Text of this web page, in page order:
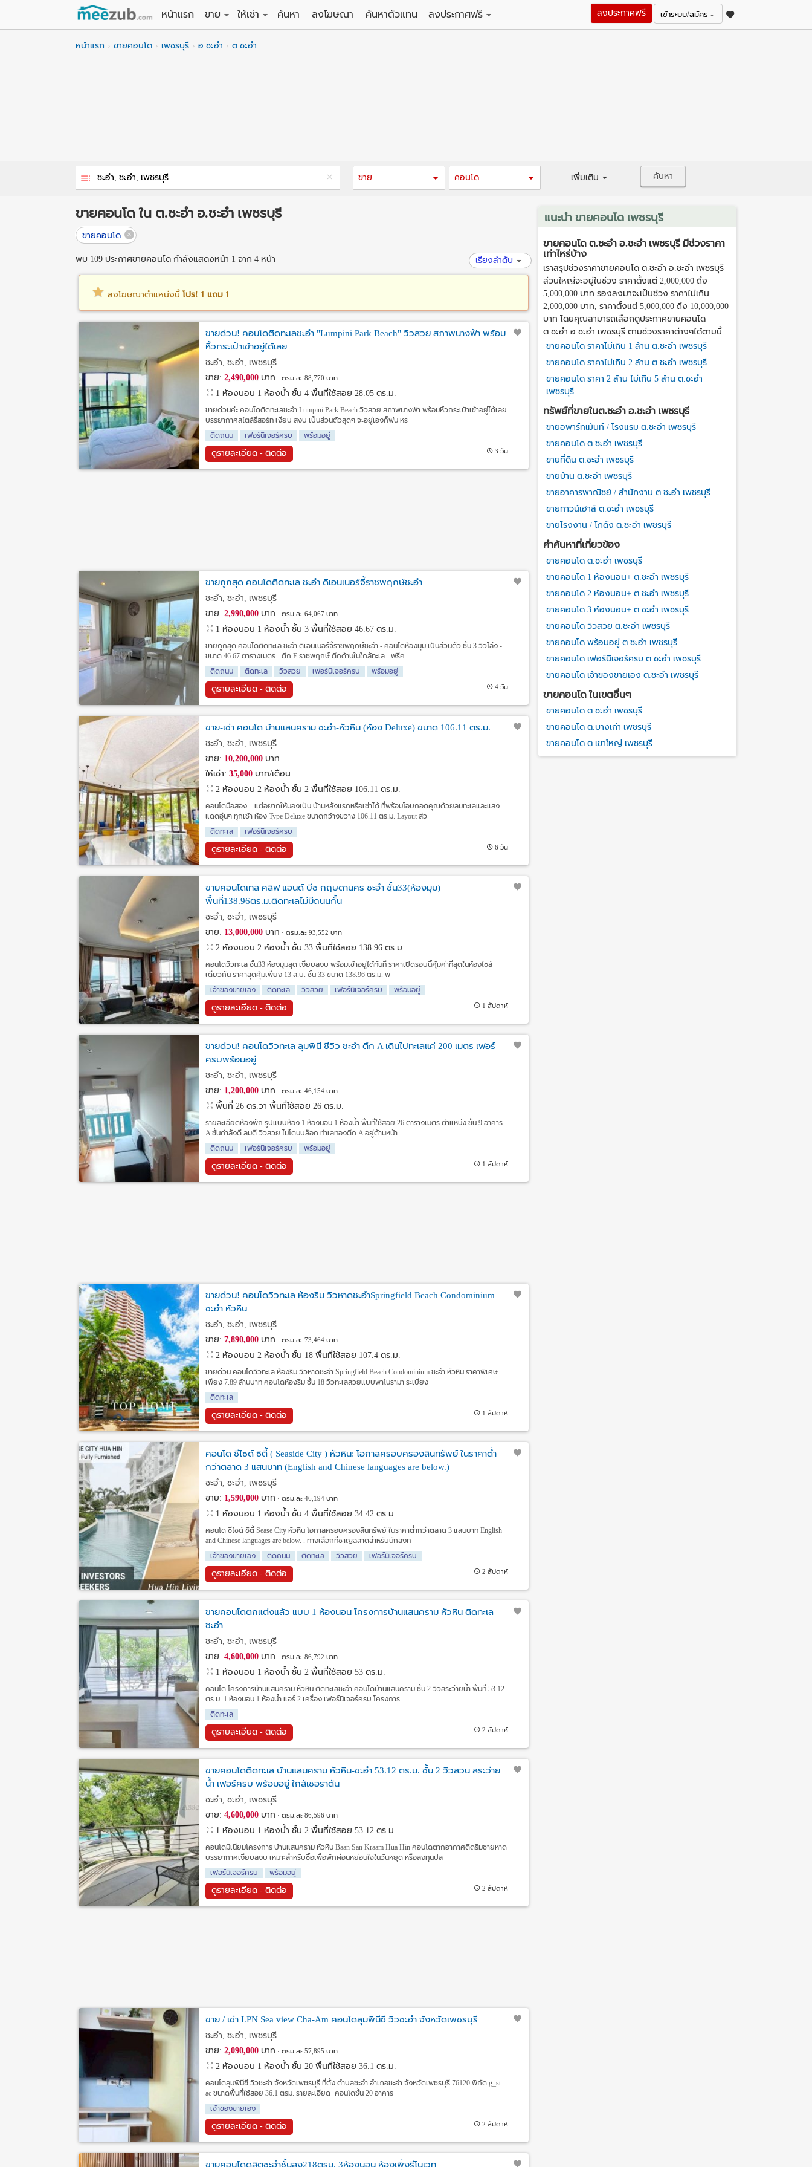
หน้าแรก
ขาย
ให้เช่า
ค้นหา ลงโฆษณา ค้นหาตัวแทน
ลงประกาศฟรี
เข้าระบบ/สมัคร
ลงประกาศฟรี
หน้าแรก ขายคอนโด เพชรบุรี อ.ชะอำ ต.ชะอำ
ขาย คอนโด เพิ่มเติม ค้นหา
ขายคอนโด ใน ต.ชะอำ อ.ชะอำ เพชรบุรี
ขายคอนโด
พบ 109 ประกาศขายคอนโด กำลังแสดงหน้า 1 จาก 4 หน้า เรียงลำดับ
ลงโฆษณาตำแหน่งนี้ โปร! 1 แถม 1
ขายด่วน! คอนโดติดทะเลชะอำ "Lumpini Park Beach" วิวสวย สภาพนางฟ้า พร้อม
หิ้วกระเป๋าเข้าอยู่ได้เลย
ชะอำ, ชะอำ, เพชรบุรี
ขาย: 2,490,000 บาท ตรม.ละ 88,770 บาท
1 ห้องนอน 1 ห้องน้ำ ชั้น 4 พื้นที่ใช้สอย 28.05 ตร.ม.
ขายด่วนค่ะ คอนโดติดทะเลชะอำ Lumpini Park Beach วิวสวย สภาพนางฟ้า พร้อมหิ้วกระเป๋าเข้าอยู่ได้เลย
บรรยากาศสไตล์รีสอร์ท เงียบ สงบ เป็นส่วนตัวสุดๆ จะอยู่เองก็ฟิน หร
ติดถนน
เฟอร์นิเจอร์ครบ พร้อมอยู่
ดูรายละเอียด - ติดต่อ 3 วัน
ขายถูกสุด คอนโดติดทะเล ชะอำ ดิเอนเนอร์จี้ราชพฤกษ์ชะอำ
ชะอำ, ชะอำ, เพชรบุรี
ขาย: 2,990,000 บาท ตรม.ละ 64,067 บาท
1 ห้องนอน 1 ห้องน้ำ ชั้น 3 พื้นที่ใช้สอย 46.67 ตร.ม.
ขายถูกสุด คอนโดติดทะเล ชะอำ ดิเอนเนอร์จี้ราชพฤกษ์ชะอำ - คอนโดห้องมุม เป็นส่วนตัว ชั้น 3 วิวโล่ง -
ขนาด 46.67 ตารางเมตร - ตึก E ราชพฤกษ์ ตึกด้านในใกล้ทะเล - ฟรีค
ติดถนน
ติดทะเล วิวสวย เฟอร์นิเจอร์ครบ พร้อมอยู่
ดูรายละเอียด - ติดต่อ 4 วัน
ขาย-เช่า คอนโด บ้านแสนคราม ชะอำ-หัวหิน (ห้อง Deluxe) ขนาด 106.11 ตร.ม.
ชะอำ, ชะอำ, เพชรบุรี
ขาย: 10,200,000 บาท
ให้เช่า: 35,000 บาท/เดือน
2 ห้องนอน 2 ห้องน้ำ ชั้น 2 พื้นที่ใช้สอย 106.11 ตร.ม.
คอนโดมือสอง... แต่อยากให้มองเป็น บ้านหลังแรกหรือเช่าได้ ที่พร้อมโอบกอดคุณด้วยลมทะเลและแสง
แดดอุ่นๆ ทุกเช้า ห้อง Type Deluxe ขนาดกว้างขวาง 106.11 ตร.ม. Layout ส่ว
ติดทะเล
เฟอร์นิเจอร์ครบ
ดูรายละเอียด - ติดต่อ 6 วัน
ขายคอนโดเทล คลิฟ แอนด์ บีช กฤษดานคร ชะอำ ชั้น33(ห้องมุม)
พื้นที่138.96ตร.ม.ติดทะเลไม่มีถนนกั้น
ชะอำ, ชะอำ, เพชรบุรี
ขาย: 13,000,000 บาท ตรม.ละ 93,552 บาท
2 ห้องนอน 2 ห้องน้ำ ชั้น 33 พื้นที่ใช้สอย 138.96 ตร.ม.
คอนโดวิวทะเล ชั้น33 ห้องมุมสุด เงียบสงบ พร้อมเข้าอยู่ได้ทันที ราคาเปิดรอบนี้คุ้มค่าที่สุดในห้องไซส์
เดียวกัน ราคาสุดคุ้มเพียง 13 ล.บ. ชั้น 33 ขนาด 138.96 ตร.ม. พ
เจ้าของขายเอง
ติดทะเล วิวสวย เฟอร์นิเจอร์ครบ พร้อมอยู่
ดูรายละเอียด - ติดต่อ 1 สัปดาห์
ขายด่วน! คอนโดวิวทะเล ลุมพินี ซีวิว ชะอำ ตึก A เดินไปทะเลแค่ 200 เมตร เฟอร์
ครบพร้อมอยู่
ชะอำ, ชะอำ, เพชรบุรี
ขาย: 1,200,000 บาท ตรม.ละ 46,154 บาท
พื้นที่ 26 ตร.วา พื้นที่ใช้สอย 26 ตร.ม.
รายละเอียดห้องพัก รูปแบบห้อง 1 ห้องนอน 1 ห้องน้ำ พื้นที่ใช้สอย 26 ตารางเมตร ตำแหน่ง ชั้น 9 อาคาร
A ชั้นกำลังดี ลมดี วิวสวย ไม่โดนบล็อก ทำเลทองตึก A อยู่ด้านหน้า
ติดถนน
เฟอร์นิเจอร์ครบ พร้อมอยู่
ดูรายละเอียด - ติดต่อ 1 สัปดาห์
ขายด่วน! คอนโดวิวทะเล ห้องริม วิวหาดชะอำSpringfield Beach Condominium
ชะอำ หัวหิน
ชะอำ, ชะอำ, เพชรบุรี
ขาย: 7,890,000 บาท ตรม.ละ 73,464 บาท
2 ห้องนอน 2 ห้องน้ำ ชั้น 18 พื้นที่ใช้สอย 107.4 ตร.ม.
ขายด่วน คอนโดวิวทะเล ห้องริม วิวหาดชะอำ Springfield Beach Condominium ชะอำ หัวหิน ราคาพิเศษ
เพียง 7.89 ล้านบาท คอนโดห้องริม ชั้น 18 วิวทะเลสวยแบบพาโนรามา ระเบียง
ติดทะเล
ดูรายละเอียด - ติดต่อ 1 สัปดาห์
คอนโด ซีไซด์ ซิตี้ ( Seaside City ) หัวหิน: โอกาสครอบครองสินทรัพย์ ในราคาต่ำ
กว่าตลาด 3 แสนบาท (English and Chinese languages are below.)
ชะอำ, ชะอำ, เพชรบุรี
ขาย: 1,590,000 บาท ตรม.ละ 46,194 บาท
1 ห้องนอน 1 ห้องน้ำ ชั้น 4 พื้นที่ใช้สอย 34.42 ตร.ม.
คอนโด ซีไซด์ ซิตี้ Sease City หัวหิน โอกาสครอบครองสินทรัพย์ ในราคาต่ำกว่าตลาด 3 แสนบาท English
and Chinese languages are below. . ทางเลือกที่ชาญฉลาดสำหรับนักลงท
เจ้าของขายเอง
ติดถนน ติดทะเล วิวสวย เฟอร์นิเจอร์ครบ
ดูรายละเอียด - ติดต่อ 2 สัปดาห์
ขายคอนโดตกแต่งแล้ว แบบ 1 ห้องนอน โครงการบ้านแสนคราม หัวหิน ติดทะเล
ชะอำ
ชะอำ, ชะอำ, เพชรบุรี
ขาย: 4,600,000 บาท ตรม.ละ 86,792 บาท
1 ห้องนอน 1 ห้องน้ำ ชั้น 2 พื้นที่ใช้สอย 53 ตร.ม.
คอนโด โครงการบ้านแสนคราม หัวหิน ติดทะเลชะอำ คอนโดบ้านแสนคราม ชั้น 2 วิวสระว่ายน้ำ พื้นที่ 53.12
ตร.ม. 1 ห้องนอน 1 ห้องน้ำ แอร์ 2 เครื่อง เฟอร์นิเจอร์ครบ โครงการ...
ติดทะเล
ดูรายละเอียด - ติดต่อ 2 สัปดาห์
ขายคอนโดติดทะเล บ้านแสนคราม หัวหิน-ชะอำ 53.12 ตร.ม. ชั้น 2 วิวสวน สระว่าย
น้ำ เฟอร์ครบ พร้อมอยู่ ใกล้เชอราตัน
ชะอำ, ชะอำ, เพชรบุรี
ขาย: 4,600,000 บาท ตรม.ละ 86,596 บาท
1 ห้องนอน 1 ห้องน้ำ ชั้น 2 พื้นที่ใช้สอย 53.12 ตร.ม.
คอนโดมิเนียมโครงการ บ้านแสนคราม หัวหิน Baan San Kraam Hua Hin คอนโดตากอากาศติดริมชายหาด
บรรยากาศเงียบสงบ เหมาะสำหรับซื้อเพื่อพักผ่อนหย่อนใจในวันหยุด หรือลงทุนปล
เฟอร์นิเจอร์ครบ
พร้อมอยู่
ดูรายละเอียด - ติดต่อ 2 สัปดาห์
ขาย / เช่า LPN Sea view Cha-Am คอนโดลุมพินีซี วิวชะอำ จังหวัดเพชรบุรี
ชะอำ, ชะอำ, เพชรบุรี
ขาย: 2,090,000 บาท ตรม.ละ 57,895 บาท
2 ห้องนอน 1 ห้องน้ำ ชั้น 20 พื้นที่ใช้สอย 36.1 ตร.ม.
คอนโดลุมพินีซี วิวชะอำ จังหวัดเพชรบุรี ที่ตั้ง ตำบลชะอำ อำเภอชะอำ จังหวัดเพชรบุรี 76120 พิกัด g_st
ac ขนาดพื้นที่ใช้สอย 36.1 ตรม. รายละเอียด -คอนโดชั้น 20 อาคาร
เจ้าของขายเอง
ดูรายละเอียด - ติดต่อ 2 สัปดาห์
ขายคอนโดดุสิตชะอำชั้นสูง218ตรม. 3ห้องนอน ห้องเพิ่งรีโนเวท
แนะนำ ขายคอนโด เพชรบุรี
ขายคอนโด ต.ชะอำ อ.ชะอำ เพชรบุรี มีช่วงราคา
เท่าไหร่บ้าง
เราสรุปช่วงราคาขายคอนโด ต.ชะอำ อ.ชะอำ เพชรบุรี
ส่วนใหญ่จะอยู่ในช่วง ราคาตั้งแต่ 2,000,000 ถึง
5,000,000 บาท รองลงมาจะเป็นช่วง ราคาไม่เกิน
2,000,000 บาท, ราคาตั้งแต่ 5,000,000 ถึง 10,000,000
บาท โดยคุณสามารถเลือกดูประกาศขายคอนโด
ต.ชะอำ อ.ชะอำ เพชรบุรี ตามช่วงราคาต่างๆได้ตามนี้
ขายคอนโด ราคาไม่เกิน 1 ล้าน ต.ชะอำ เพชรบุรี
ขายคอนโด ราคาไม่เกิน 2 ล้าน ต.ชะอำ เพชรบุรี
ขายคอนโด ราคา 2 ล้าน ไม่เกิน 5 ล้าน ต.ชะอำ
เพชรบุรี
ทรัพย์ที่ขายในต.ชะอำ อ.ชะอำ เพชรบุรี
ขายอพาร์ทเม้นท์ / โรงแรม ต.ชะอำ เพชรบุรี
ขายคอนโด ต.ชะอำ เพชรบุรี
ขายที่ดิน ต.ชะอำ เพชรบุรี
ขายบ้าน ต.ชะอำ เพชรบุรี
ขายอาคารพาณิชย์ / สำนักงาน ต.ชะอำ เพชรบุรี
ขายทาวน์เฮาส์ ต.ชะอำ เพชรบุรี
ขายโรงงาน / โกดัง ต.ชะอำ เพชรบุรี
คำค้นหาที่เกี่ยวข้อง
ขายคอนโด ต.ชะอำ เพชรบุรี
ขายคอนโด 1 ห้องนอน+ ต.ชะอำ เพชรบุรี
ขายคอนโด 2 ห้องนอน+ ต.ชะอำ เพชรบุรี
ขายคอนโด 3 ห้องนอน+ ต.ชะอำ เพชรบุรี
ขายคอนโด วิวสวย ต.ชะอำ เพชรบุรี
ขายคอนโด พร้อมอยู่ ต.ชะอำ เพชรบุรี
ขายคอนโด เฟอร์นิเจอร์ครบ ต.ชะอำ เพชรบุรี
ขายคอนโด เจ้าของขายเอง ต.ชะอำ เพชรบุรี
ขายคอนโด ในเขตอื่นๆ
ขายคอนโด ต.ชะอำ เพชรบุรี
ขายคอนโด ต.บางเก่า เพชรบุรี
ขายคอนโด ต.เขาใหญ่ เพชรบุรี